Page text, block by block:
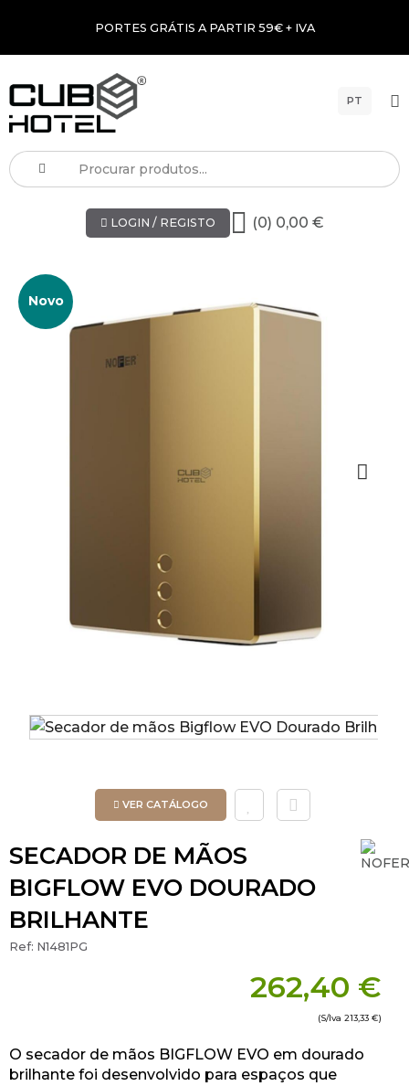
PORTES GRÁTIS A PARTIR 59€ + IVA
PT
LOGIN / REGISTO (0) 0,00 €
Novo
VER CATÁLOGO
SECADOR DE MÃOS
BIGFLOW EVO DOURADO
BRILHANTE
Ref: N1481PG
262,40 €
(S/Iva 213,33 €)
O secador de mãos BIGFLOW EVO em dourado
brilhante foi desenvolvido para espaços que